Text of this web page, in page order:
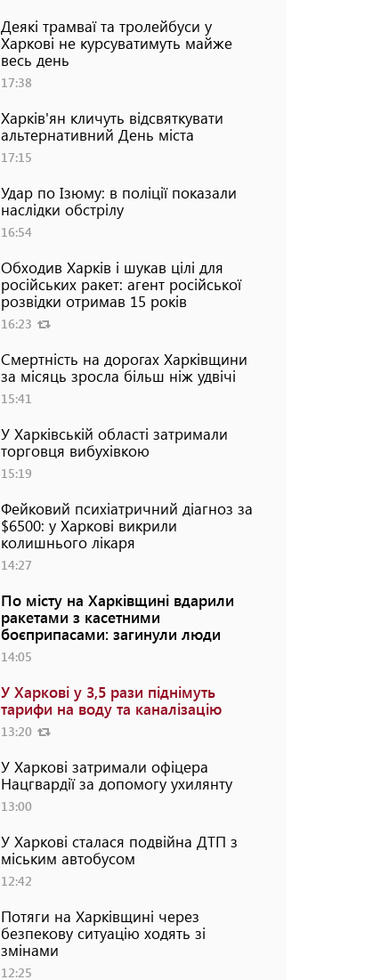
Деякі трамваї та тролейбуси у
Харкові не курсуватимуть майже
весь день
17:38
Харків'ян кличуть відсвяткувати
альтернативний День міста
17:15
Удар по Ізюму: в поліції показали
наслідки обстрілу
16:54
Обходив Харків і шукав цілі для
російських ракет: агент російської
розвідки отримав 15 років
16:23
Смертність на дорогах Харківщини
за місяць зросла більш ніж удвічі
15:41
У Харківській області затримали
торговця вибухівкою
15:19
Фейковий психіатричний діагноз за
$6500: у Харкові викрили
колишнього лікаря
14:27
По місту на Харківщині вдарили
ракетами з касетними
боєприпасами: загинули люди
14:05
У Харкові у 3,5 рази піднімуть
тарифи на воду та каналізацію
13:20
У Харкові затримали офіцера
Нацгвардії за допомогу ухилянту
13:00
У Харкові сталася подвійна ДТП з
міським автобусом
12:42
Потяги на Харківщині через
безпекову ситуацію ходять зі
змінами
12:25